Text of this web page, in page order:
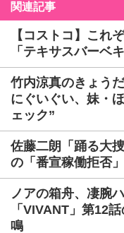
関連記事
【コストコ】これ
「テキサスバーベ
竹内涼真のきょう
にぐいぐい、妹・
ェック”
佐藤二朗「踊る大
の「番宣稼働拒否
ノアの箱舟、凄腕
「VIVANT」第12
鳴